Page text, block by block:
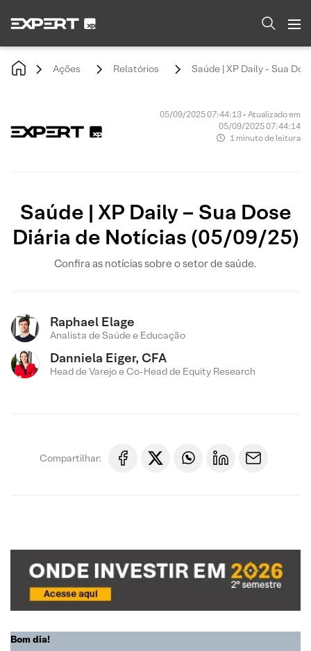
Ações Relatórios Saúde | XP Daily - Sua
05/09/2025 07:44:13 • Atualizado em
05/09/2025 07:44:14
1 minuto de leitura
Saúde | XP Daily – Sua Dose
Diária de Notícias (05/09/25)
Confira as notícias sobre o setor de saúde.
Raphael Elage
Analista de Saúde e Educação
Danniela Eiger, CFA
Head de Varejo e Co-Head de Equity Research
Compartilhar:
Bom dia!